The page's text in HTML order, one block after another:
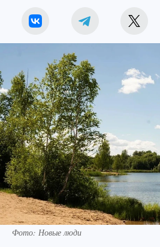
Фото: Новые люди